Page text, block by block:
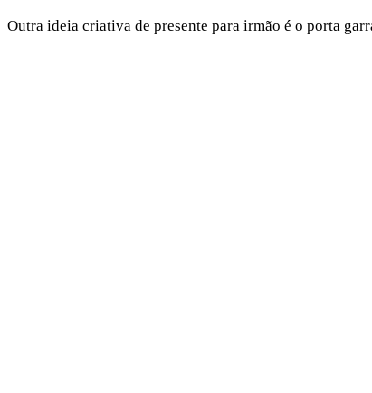
Outra ideia criativa de presente para irmão é o porta